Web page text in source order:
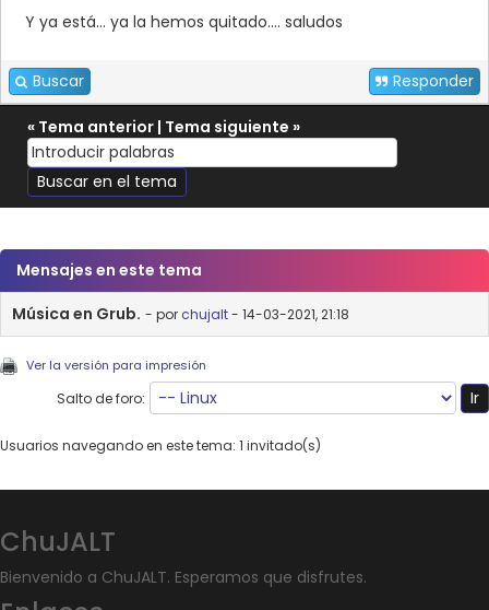
Y ya está... ya la hemos quitado.... saludos
Buscar Responder
« Tema anterior | Tema siguiente »
Mensajes en este tema
Música en Grub. - por chujalt- 14-03-2021, 21:18
Ver la versión para impresión
Salto de foro:
Usuarios navegando en este tema: 1 invitado(s)
ChuJALT
Bienvenido a ChuJALT. Esperamos que disfrutes.